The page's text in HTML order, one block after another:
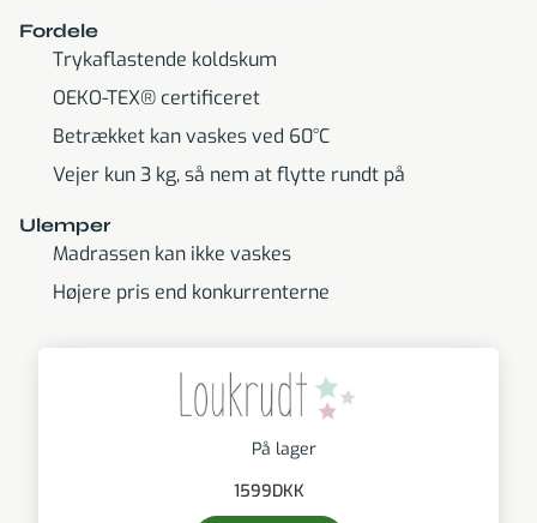
Fordele
Trykaflastende koldskum
OEKO-TEX® certificeret
Betrækket kan vaskes ved 60°C
Vejer kun 3 kg, så nem at flytte rundt på
Ulemper
Madrassen kan ikke vaskes
Højere pris end konkurrenterne
På lager
1599DKK